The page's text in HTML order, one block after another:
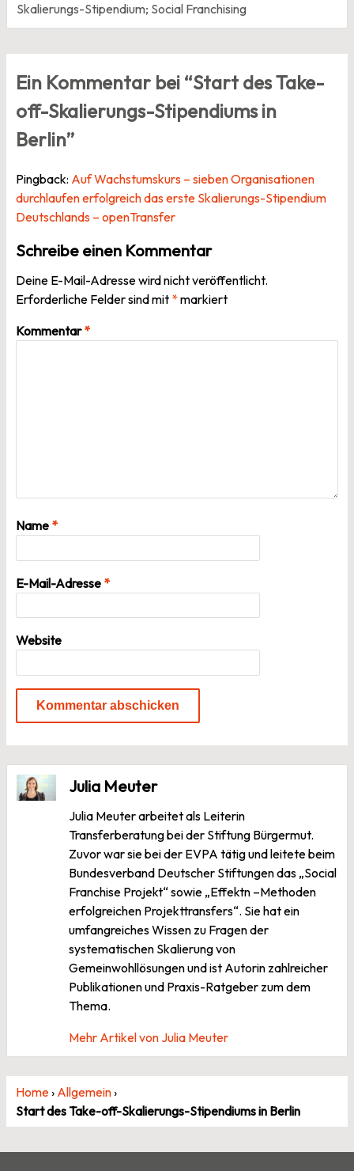
Skalierungs-Stipendium; Social Franchising
Ein Kommentar bei “Start des Take-
off-Skalierungs-Stipendiums in
Berlin”
Pingback: Auf Wachstumskurs – sieben Organisationen
durchlaufen erfolgreich das erste Skalierungs-Stipendium
Deutschlands – openTransfer
Schreibe einen Kommentar
Deine E-Mail-Adresse wird nicht veröffentlicht.
Erforderliche Felder sind mit *markiert
Kommentar*
Name *
E-Mail-Adresse *
Website
Julia Meuter
Julia Meuter arbeitet als Leiterin
Transferberatung bei der Stiftung Bürgermut.
Zuvor war sie bei der EVPA tätig und leitete beim
Bundesverband Deutscher Stiftungen das „Social
Franchise Projekt“ sowie „Effektn –Methoden
erfolgreichen Projekttransfers“. Sie hat ein
umfangreiches Wissen zu Fragen der
systematischen Skalierung von
Gemeinwohllösungen und ist Autorin zahlreicher
Publikationen und Praxis-Ratgeber zum dem
Thema.
Mehr Artikel von Julia Meuter
Home› Allgemein›
Start des Take-off-Skalierungs-Stipendiums in Berlin